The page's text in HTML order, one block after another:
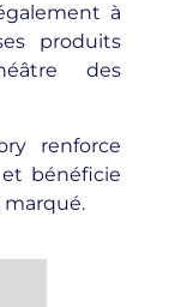
à
produits
des
renforce
bénéficie
marqué.